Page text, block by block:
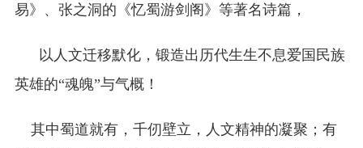
易》、张之洞的《忆蜀游剑阁》等著名诗篇，
以人文迁移默化，锻造出历代生生不息爱国民族
英雄的“魂魄”与气概！
其中蜀道就有，千仞壁立，人文精神的凝聚；有